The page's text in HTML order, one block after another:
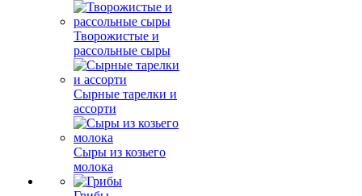
Творожистые и
рассольные сыры
Сырные тарелки и
ассорти
Сыры из козьего
молока